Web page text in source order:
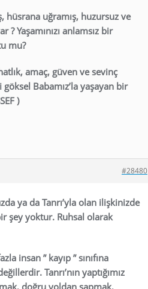
hüsrana uğramış, huzursuz ve
Yaşamınızı anlamsız bir
mu?
amaç, güven ve sevinç
göksel Babamız’la yaşayan bir
)
#28480
ya da Tanrı’yla olan ilişkinizde
şey yoktur. Ruhsal olarak
insan ” kayıp ” sınıfına
Tanrı’nın yaptığımız
doğru yoldan sapmak,